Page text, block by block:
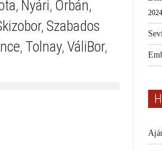
, Nyári, Orbán,
, Szabados
, Tolnay, VáliBor,